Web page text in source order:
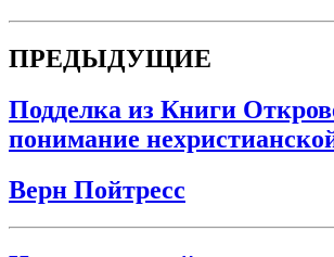
ПРЕДЫДУЩИЕ
Подделка из Книги
понимание
Верн Пойтресс